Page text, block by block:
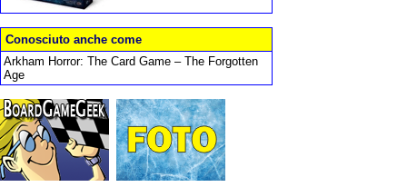
Conosciuto anche come
Arkham Horror: The Card Game – The Forgotten
Age